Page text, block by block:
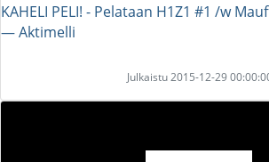
KAHELI PELI! - Pelataan H1Z1 #1 /w
― Aktimelli
Julkaistu 2015-12-29